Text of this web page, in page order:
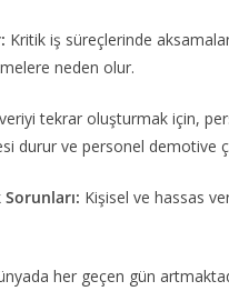
Kritik iş süreçlerinde
neden olur.
tekrar oluşturmak için,
durur ve personel demotive
Kişisel ve hassas
her geçen gün